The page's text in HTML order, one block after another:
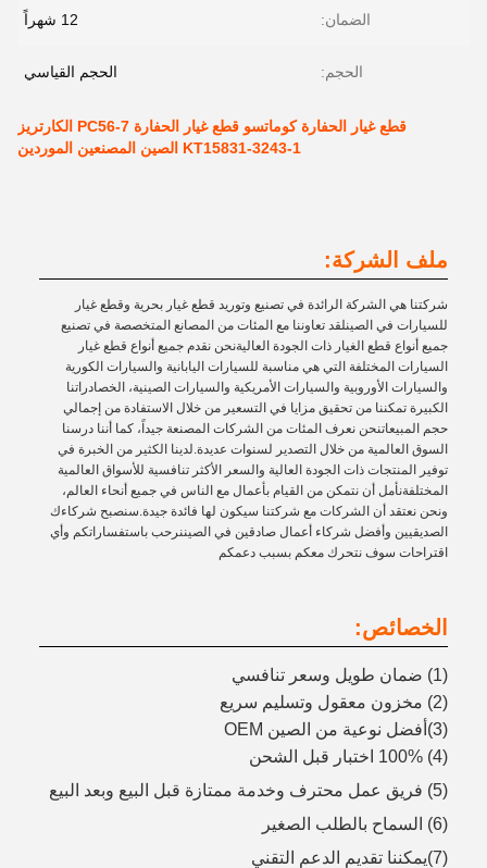
الضمان: 12 شهراً
الحجم: الحجم القياسي
قطع غيار الحفارة كوماتسو قطع غيار الحفارة PC56-7 الكارتريز
KT15831-3243-1 الصين المصنعين الموردين
ملف الشركة:
شركتنا هي الشركة الرائدة في تصنيع وتوريد قطع غيار بحرية وقطع غيار
للسيارات في الصينلقد تعاوننا مع المئات من المصانع المتخصصة في تصنيع
جميع أنواع قطع الغيار ذات الجودة العاليةنحن نقدم جميع أنواع قطع غيار
السيارات المختلفة التي هي مناسبة للسيارات اليابانية والسيارات الكورية
والسيارات الأوروبية والسيارات الأمريكية والسيارات الصينية، الخصادراتنا
الكبيرة تمكننا من تحقيق مزايا في التسعير من خلال الاستفادة من إجمالي
حجم المبيعاتنحن نعرف المئات من الشركات المصنعة جيداً، كما أننا درسنا
السوق العالمية من خلال التصدير لسنوات عديدة.لدينا الكثير من الخبرة في
توفير المنتجات ذات الجودة العالية والسعر الأكثر تنافسية للأسواق العالمية
المختلفةنأمل أن نتمكن من القيام بأعمال مع الناس في جميع أنحاء العالم،
ونحن نعتقد أن الشركات مع شركتنا سيكون لها فائدة جيدة.سنصبح شركاءك
الصديقيين وأفضل شركاء أعمال صادقين في الصيننرحب باستفساراتكم وأي
اقتراحات سوف نتحرك معكم بسبب دعمكم
الخصائص:
(1) ضمان طويل وسعر تنافسي
(2) مخزون معقول وتسليم سريع
(3)أفضل نوعية من الصين OEM
(4) 100% اختبار قبل الشحن
(5) فريق عمل محترف وخدمة ممتازة قبل البيع وبعد البيع
(6) السماح بالطلب الصغير
(7)يمكننا تقديم الدعم التقني